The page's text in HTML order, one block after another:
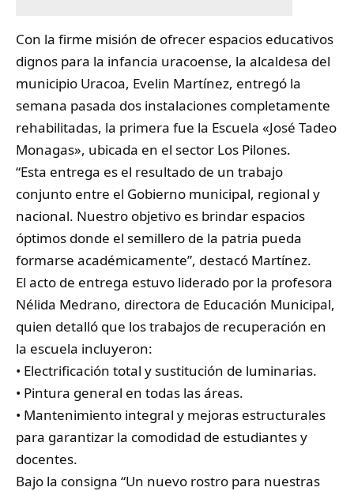
Con la firme misión de ofrecer espacios educativos
dignos para la infancia uracoense, la alcaldesa del
municipio Uracoa, Evelin Martínez, entregó la
semana pasada dos instalaciones completamente
rehabilitadas, la primera fue la Escuela «José Tadeo
Monagas», ubicada en el sector Los Pilones.
“Esta entrega es el resultado de un trabajo
conjunto entre el Gobierno municipal, regional y
nacional. Nuestro objetivo es brindar espacios
óptimos donde el semillero de la patria pueda
formarse académicamente”, destacó Martínez.
El acto de entrega estuvo liderado por la profesora
Nélida Medrano, directora de Educación Municipal,
quien detalló que los trabajos de recuperación en
la escuela incluyeron:
• Electrificación total y sustitución de luminarias.
• Pintura general en todas las áreas.
• Mantenimiento integral y mejoras estructurales
para garantizar la comodidad de estudiantes y
docentes.
Bajo la consigna “Un nuevo rostro para nuestras